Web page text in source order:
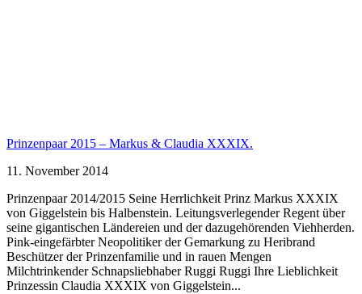
Prinzenpaar 2015 – Markus & Claudia XXXIX.
11. November 2014
Prinzenpaar 2014/2015 Seine Herrlichkeit Prinz Markus XXXIX
von Giggelstein bis Halbenstein. Leitungsverlegender Regent über
seine gigantischen Ländereien und der dazugehörenden Viehherden.
Pink-eingefärbter Neopolitiker der Gemarkung zu Heribrand
Beschützer der Prinzenfamilie und in rauen Mengen
Milchtrinkender Schnapsliebhaber Ruggi Ruggi Ihre Lieblichkeit
Prinzessin Claudia XXXIX von Giggelstein...